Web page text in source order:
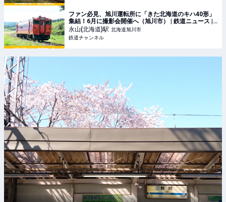
ファン必見、旭川運転所に「きた北海道のキハ40形」
集結！6月に撮影会開催へ（旭川市） | 鉄道ニュース |
鉄道チャンネル
永山(北海道)駅 北海道旭川市
鉄道チャンネル